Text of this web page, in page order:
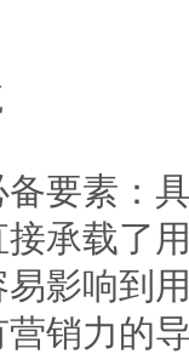
素：具
承载了
影响到
销力的